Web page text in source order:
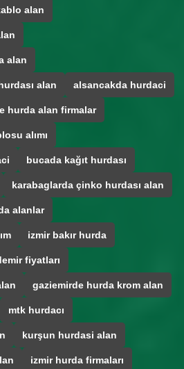
alan
alan
alan alsancakda hurdaci
hurda alan firmalar
alımı
bucada kağıt hurdası
karabaglarda çinko hurdası alan
alanlar
izmir bakır hurda
fiyatları
gaziemirde hurda krom alan
mtk hurdacı
kurşun hurdasi alan
izmir hurda firmaları